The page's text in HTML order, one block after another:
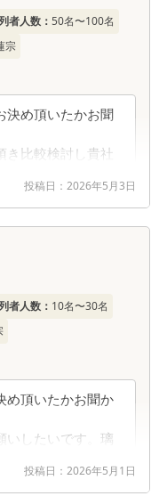
祈り申し上げます
いただき、誠にあり
ご依頼につきまし
次もコーリングでい
戴し、心より御礼申
選びいただけたこと
な励みでございま
式進行の流れに関
しかった」とのご意
ております。今後は
」とのお言葉を頂戴
申し上げます。大切
家族皆様のご健勝
げます
者人数： 50名〜100名
宗
決め頂いたかお聞
き比較検討し貴社
その他ご意見・ご
さい。
き理想的な親送り
いただき、誠にあり
ご依頼につきまし
りを依頼され、比較
いたとのこと、心よ
儀社の中から当社を
ッフ一同大変光栄に
では、担当者の対
いただいた」とのお
りができたと感じて
投稿日： 2026年5月3日
者人数： 10名〜30名
め頂いたかお聞か
いしたいです。璃
その他ご意見・ご
投稿日： 2026年5月1日